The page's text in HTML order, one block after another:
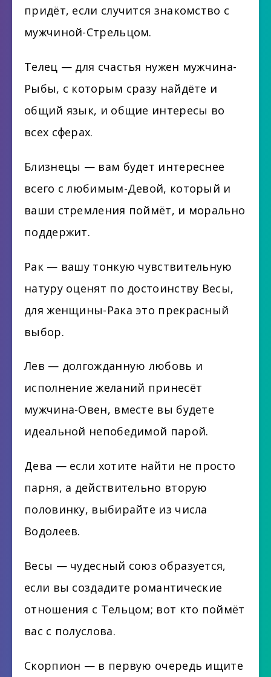
придёт, если случится знакомство с
мужчиной-Стрельцом.
Телец — для счастья нужен мужчина-
Рыбы, с которым сразу найдёте и
общий язык, и общие интересы во
всех сферах.
Близнецы — вам будет интереснее
всего с любимым-Девой, который и
ваши стремления поймёт, и морально
поддержит.
Рак — вашу тонкую чувствительную
натуру оценят по достоинству Весы,
для женщины-Рака это прекрасный
выбор.
Лев — долгожданную любовь и
исполнение желаний принесёт
мужчина-Овен, вместе вы будете
идеальной непобедимой парой.
Дева — если хотите найти не просто
парня, а действительно вторую
половинку, выбирайте из числа
Водолеев.
Весы — чудесный союз образуется,
если вы создадите романтические
отношения с Тельцом; вот кто поймёт
вас с полуслова.
Скорпион — в первую очередь ищите